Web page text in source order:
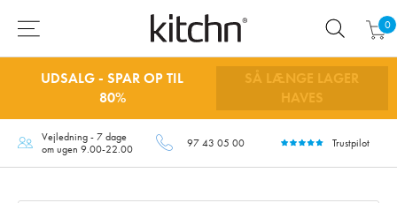
0
UDSALG - SPAR OP TIL
80%
SÅ LÆNGE LAGER
HAVES
Vejledning - 7 dage
om ugen 9.00-22.00
97 43 05 00 Trustpilot